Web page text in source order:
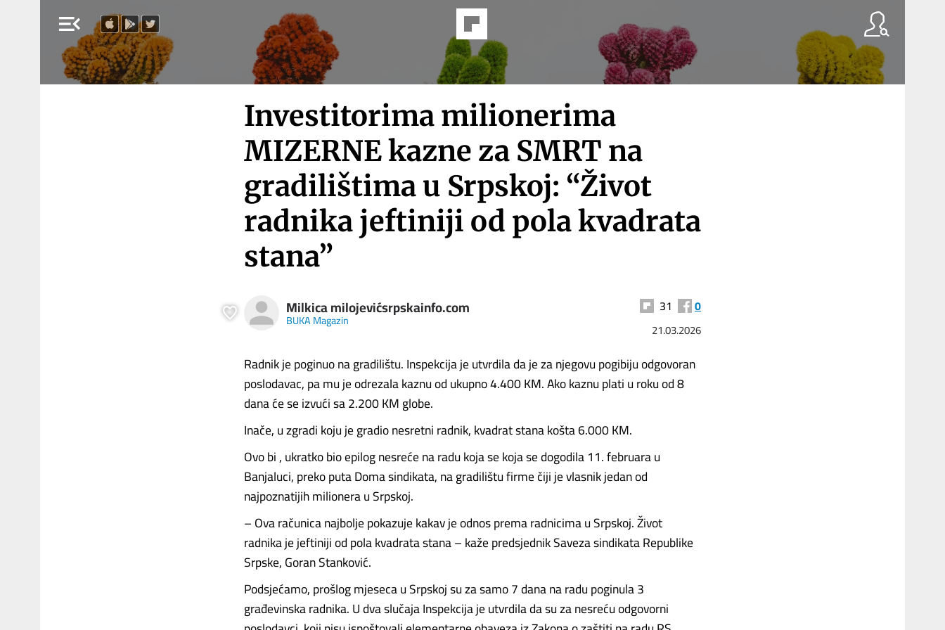
menu_open
Investitorima milionerima
MIZERNE kazne za SMRT na
gradilištima u Srpskoj: “Život
radnika jeftiniji od pola kvadrata
stana”
Milkica milojevićsrpskainfo.com
BUKA Magazin
31 0
21.03.2026
Radnik je poginuo na gradilištu. Inspekcija je utvrdila da je za njegovu pogibiju odgovoran
poslodavac, pa mu je odrezala kaznu od ukupno 4.400 KM. Ako kaznu plati u roku od 8
dana će se izvući sa 2.200 KM globe.
Inače, u zgradi koju je gradio nesretni radnik, kvadrat stana košta 6.000 KM.
Ovo bi , ukratko bio epilog nesreće na radu koja se koja se dogodila 11. februara u
Banjaluci, preko puta Doma sindikata, na gradilištu firme čiji je vlasnik jedan od
najpoznatijih milionera u Srpskoj.
– Ova računica najbolje pokazuje kakav je odnos prema radnicima u Srpskoj. Život
radnika je jeftiniji od pola kvadrata stana – kaže predsjednik Saveza sindikata Republike
Srpske, Goran Stanković.
Podsjećamo, prošlog mjeseca u Srpskoj su za samo 7 dana na radu poginula 3
građevinska radnika. U dva slučaja Inspekcija je utvrdila da su za nesreću odgovorni